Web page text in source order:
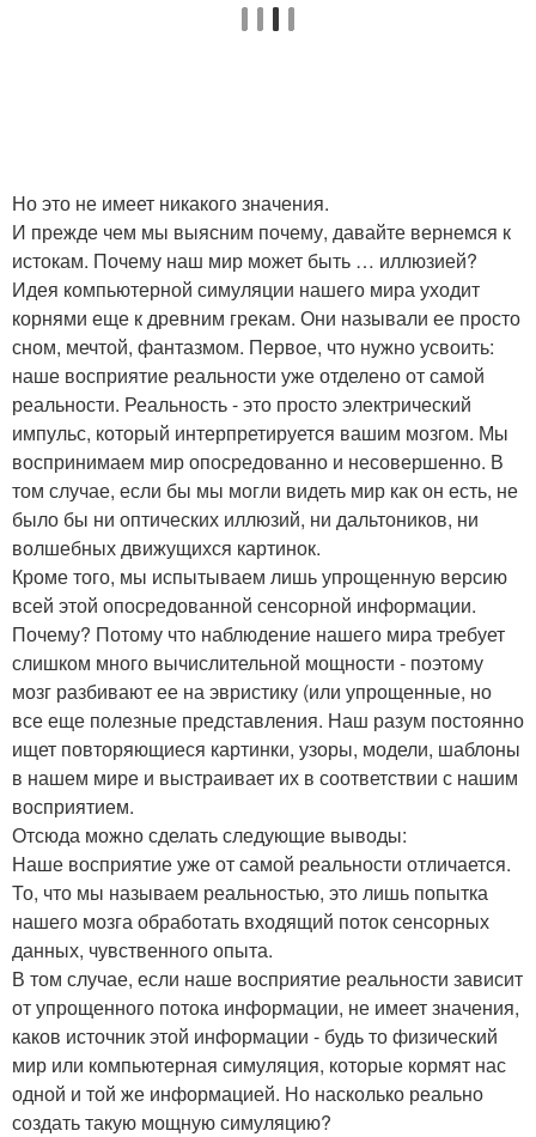
Но это не имеет никакого значения.
И прежде чем мы выясним почему, давайте вернемся к
истокам. Почему наш мир может быть … иллюзией?
Идея компьютерной симуляции нашего мира уходит
корнями еще к древним грекам. Они называли ее просто
сном, мечтой, фантазмом. Первое, что нужно усвоить:
наше восприятие реальности уже отделено от самой
реальности. Реальность - это просто электрический
импульс, который интерпретируется вашим мозгом. Мы
воспринимаем мир опосредованно и несовершенно. В
том случае, если бы мы могли видеть мир как он есть, не
было бы ни оптических иллюзий, ни дальтоников, ни
волшебных движущихся картинок.
Кроме того, мы испытываем лишь упрощенную версию
всей этой опосредованной сенсорной информации.
Почему? Потому что наблюдение нашего мира требует
слишком много вычислительной мощности - поэтому
мозг разбивают ее на эвристику (или упрощенные, но
все еще полезные представления. Наш разум постоянно
ищет повторяющиеся картинки, узоры, модели, шаблоны
в нашем мире и выстраивает их в соответствии с нашим
восприятием.
Отсюда можно сделать следующие выводы:
Наше восприятие уже от самой реальности отличается.
То, что мы называем реальностью, это лишь попытка
нашего мозга обработать входящий поток сенсорных
данных, чувственного опыта.
В том случае, если наше восприятие реальности зависит
от упрощенного потока информации, не имеет значения,
каков источник этой информации - будь то физический
мир или компьютерная симуляция, которые кормят нас
одной и той же информацией. Но насколько реально
создать такую мощную симуляцию?